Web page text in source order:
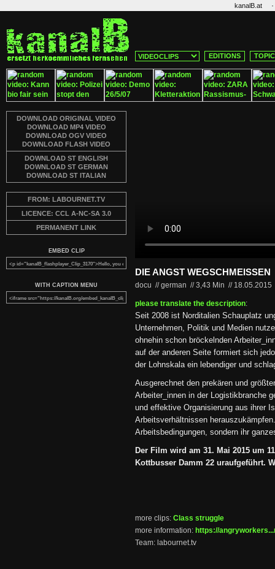
kanalB.at ·
EDITIONS
DOWNLOAD ORIGINAL VIDEO
DOWNLOAD MP4 VIDEO
DOWNLOAD OGV VIDEO
DOWNLOAD FLASH VIDEO
DOWNLOAD ST ENGLISH
DOWNLOAD ST GERMAN
DOWNLOAD ST ITALIAN
FROM: LABOURNET.TV
LICENCE: CCL A-NC-SA 3.0
PERMANENT LINK
EMBED CLIP
WITH CAPTION MENU
DIE ANGST WEGSCHMEISSEN
docu // german //3,43 Min // 18.05.2015
please translate the description:
Seit 2008 ist Norditalien Schauplatz
Unternehmen, Politik und Medien
ohnehin schon bröckelnden
auf der anderen Seite formiert sich
der Lohnskala ein lebendiger und
Ausgerechnet den prekären und
Arbeiter_innen in der Logistikbranche
und effektive Organisierung aus ihrer
Arbeitsverhältnissen
Arbeitsbedingungen, sondern ihr
Der Film wird am 31. Mai 2015 um
Kottbusser Damm 22 uraufgeführt.
more clips: Class struggle
more information: https://
Team: labournet.tv